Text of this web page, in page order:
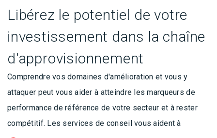
Libérez le potentiel de votre
investissement dans la chaîne
d'approvisionnement
Comprendre vos domaines d'amélioration et vous y
attaquer peut vous aider à atteindre les marqueurs de
performance de référence de votre secteur et à rester
compétitif. Les services de conseil vous aident à